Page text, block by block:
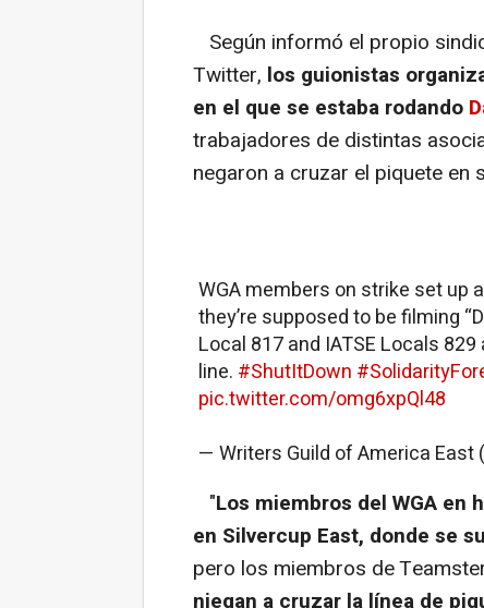
Según informó el propio
Twitter, los guionistas
en el que se estaba rodando
trabajadores de distintas
negaron a cruzar el piquete
WGA members on strike set up
they’re supposed to be filming
Local 817 and IATSE Locals
line. #ShutItDown
pic.twitter.com/omg6xpQl48
— Writers Guild of America East
"Los miembros del WGA en
en Silvercup East, donde se
pero los miembros de
niegan a cruzar la línea de